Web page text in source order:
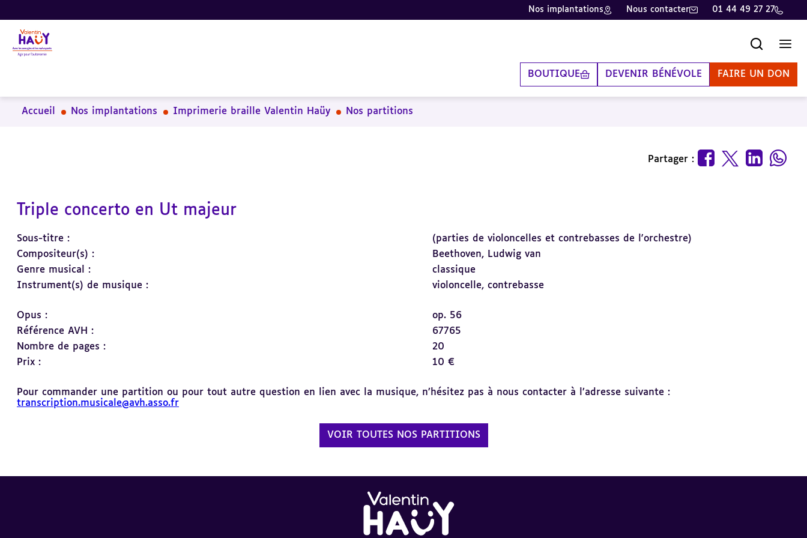
Aller
au
contenu
principal
Aller
au
pied
de
Aller
à
la
recherche
Nos implantations Nous contacter 01 44 49 27 27
BOUTIQUE DEVENIR BÉNÉVOLE FAIRE UN DON
Accueil Nos implantations Imprimerie braille Valentin Haüy Nos partitions
Partager :
Triple concerto en Ut majeur
Sous-titre :
(parties de violoncelles et contrebasses de l'orchestre)
Compositeur(s) :
Beethoven, Ludwig van
Genre musical :
classique
Instrument(s) de musique :
violoncelle, contrebasse
Opus :
op. 56
Référence AVH :
67765
Nombre de pages :
20
Prix :
10 €
Pour commander une partition ou pour tout autre question en lien avec la musique, n’hésitez pas à nous contacter à l’adresse suivante :
transcription.musicale@avh.asso.fr
VOIR TOUTES NOS PARTITIONS